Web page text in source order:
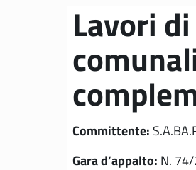
Lavori
Committente:
Gara d’appalto: N.